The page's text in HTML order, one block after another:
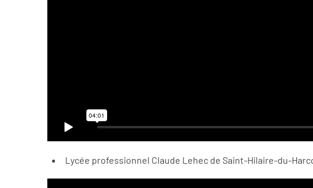
Lycée professionnel Claude Lehec de Saint-Hilaire-du-